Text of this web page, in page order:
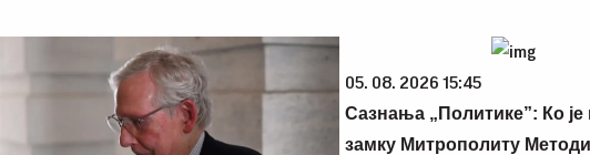
05. 08. 2026 15:45
Сазнања „Политике”: Ко је
замку Митрополиту